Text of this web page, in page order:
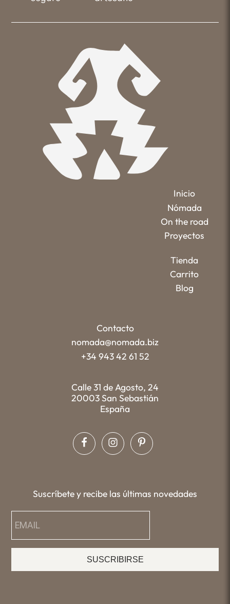
Inicio
Nómada
On the road
Proyectos
Tienda
Carrito
Blog
Contacto
nomada@nomada.biz
+34 943 42 61 52
Calle 31 de Agosto, 24
20003 San Sebastián
España
Suscríbete y recibe las últimas novedades
SUSCRIBIRSE